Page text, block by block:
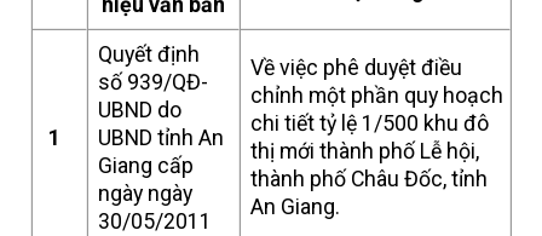
1
Quyết định
số 939/QĐ-
UBND do
UBND tỉnh An
Giang cấp
ngày ngày
30/05/2011
Về việc phê duyệt điều
chỉnh một phần quy hoạch
chi tiết tỷ lệ 1/500 khu đô
thị mới thành phố Lễ hội,
thành phố Châu Đốc, tỉnh
An Giang.